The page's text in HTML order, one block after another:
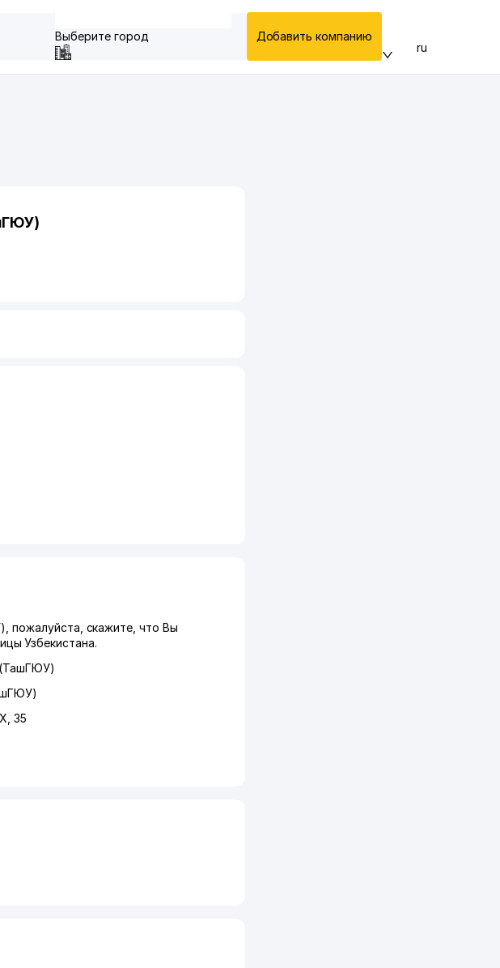
Выберите город Добавить компанию
ru
скажите, что Вы
Узбекистана.
, 35